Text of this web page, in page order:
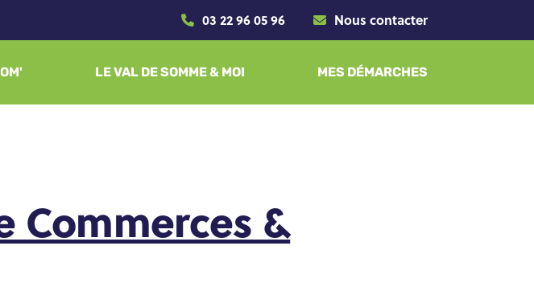
03 22 96 05 96 Nous contacter
LE VAL DE SOMME & MOI MES DÉMARCHES
Commerces &